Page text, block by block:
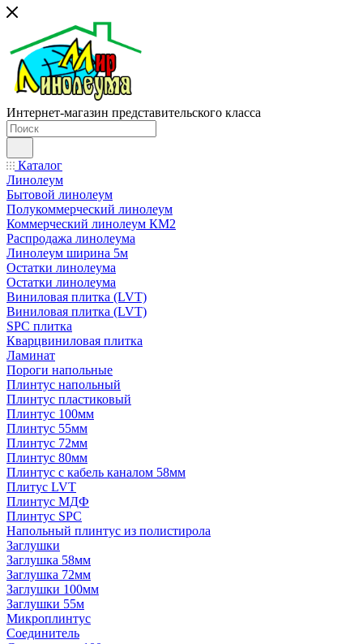
Интернет-магазин представительского класса
Каталог
Линолеум
Бытовой линолеум
Полукоммерческий линолеум
Коммерческий линолеум КМ2
Распродажа линолеума
Линолеум ширина 5м
Остатки линолеума
Остатки линолеума
Виниловая плитка (LVT)
Виниловая плитка (LVT)
SPC плитка
Кварцвиниловая плитка
Ламинат
Пороги напольные
Плинтус напольный
Плинтус пластиковый
Плинтус 100мм
Плинтус 55мм
Плинтус 72мм
Плинтус 80мм
Плинтус с кабель каналом 58мм
Плитус LVT
Плинтус МДФ
Плинтус SPC
Напольный плинтус из полистирола
Заглушки
Заглушка 58мм
Заглушка 72мм
Заглушки 100мм
Заглушки 55м
Микроплинтус
Соединитель